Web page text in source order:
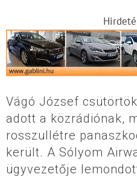
Vágó József
adott a közrádiónak,
rosszullétre
került. A Sólyom
ügyvezetője